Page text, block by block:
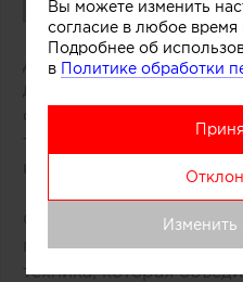
Дом в современном
для отдыха. Это
самовыражения,
территория
компромиссов.
Один из инструментов
пространства —
техника, которая
Вы можете изменить
согласие в любое
Подробнее об
в Политике обработки
Изменить